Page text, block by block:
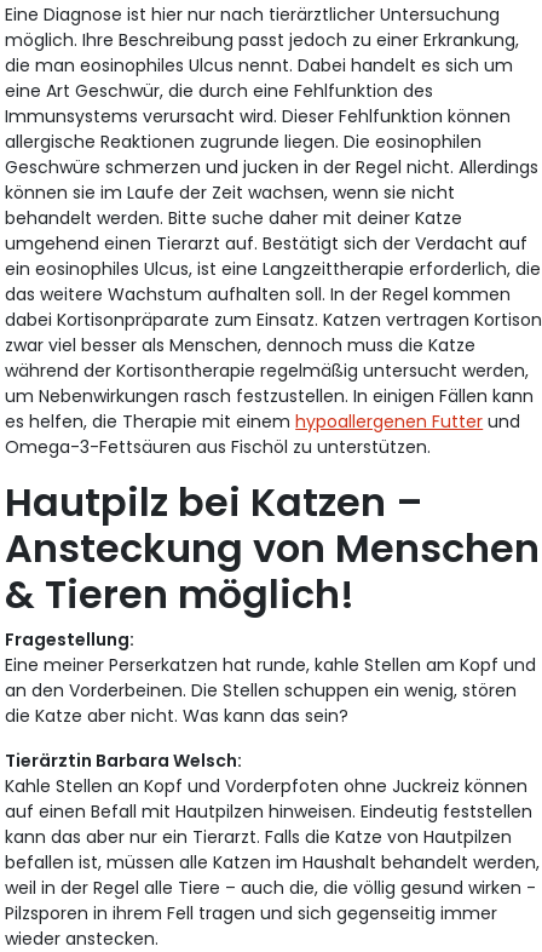
Eine Diagnose ist hier nur nach tierärztlicher Untersuchung
möglich. Ihre Beschreibung passt jedoch zu einer Erkrankung,
die man eosinophiles Ulcus nennt. Dabei handelt es sich um
eine Art Geschwür, die durch eine Fehlfunktion des
Immunsystems verursacht wird. Dieser Fehlfunktion können
allergische Reaktionen zugrunde liegen. Die eosinophilen
Geschwüre schmerzen und jucken in der Regel nicht. Allerdings
können sie im Laufe der Zeit wachsen, wenn sie nicht
behandelt werden. Bitte suche daher mit deiner Katze
umgehend einen Tierarzt auf. Bestätigt sich der Verdacht auf
ein eosinophiles Ulcus, ist eine Langzeittherapie erforderlich, die
das weitere Wachstum aufhalten soll. In der Regel kommen
dabei Kortisonpräparate zum Einsatz. Katzen vertragen Kortison
zwar viel besser als Menschen, dennoch muss die Katze
während der Kortisontherapie regelmäßig untersucht werden,
um Nebenwirkungen rasch festzustellen. In einigen Fällen kann
es helfen, die Therapie mit einemhypoallergenen Futter und
Omega-3-Fettsäuren aus Fischöl zu unterstützen.
Hautpilz bei Katzen –
Ansteckung von Menschen
& Tieren möglich!
Fragestellung:
Eine meiner Perserkatzen hat runde, kahle Stellen am Kopf und
an den Vorderbeinen. Die Stellen schuppen ein wenig, stören
die Katze aber nicht. Was kann das sein?
Tierärztin Barbara Welsch:
Kahle Stellen an Kopf und Vorderpfoten ohne Juckreiz können
auf einen Befall mit Hautpilzen hinweisen. Eindeutig feststellen
kann das aber nur ein Tierarzt. Falls die Katze von Hautpilzen
befallen ist, müssen alle Katzen im Haushalt behandelt werden,
weil in der Regel alle Tiere – auch die, die völlig gesund wirken -
Pilzsporen in ihrem Fell tragen und sich gegenseitig immer
wieder anstecken.